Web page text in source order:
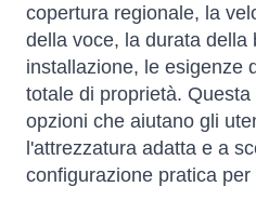
copertura regionale, la
della voce, la durata della
installazione, le esigenze
totale di proprietà.
opzioni che aiutano gli
l'attrezzatura adatta e a
configurazione pratica